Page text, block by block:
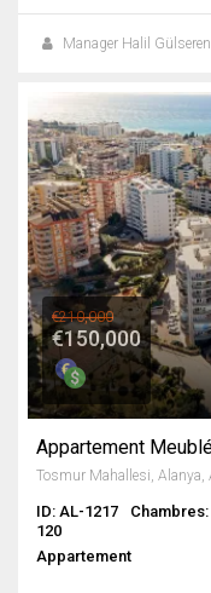
Manager Halil Gülseren
€210,000
€150,000
Appartement
ID: AL-1217 Chambres:
120
Appartement